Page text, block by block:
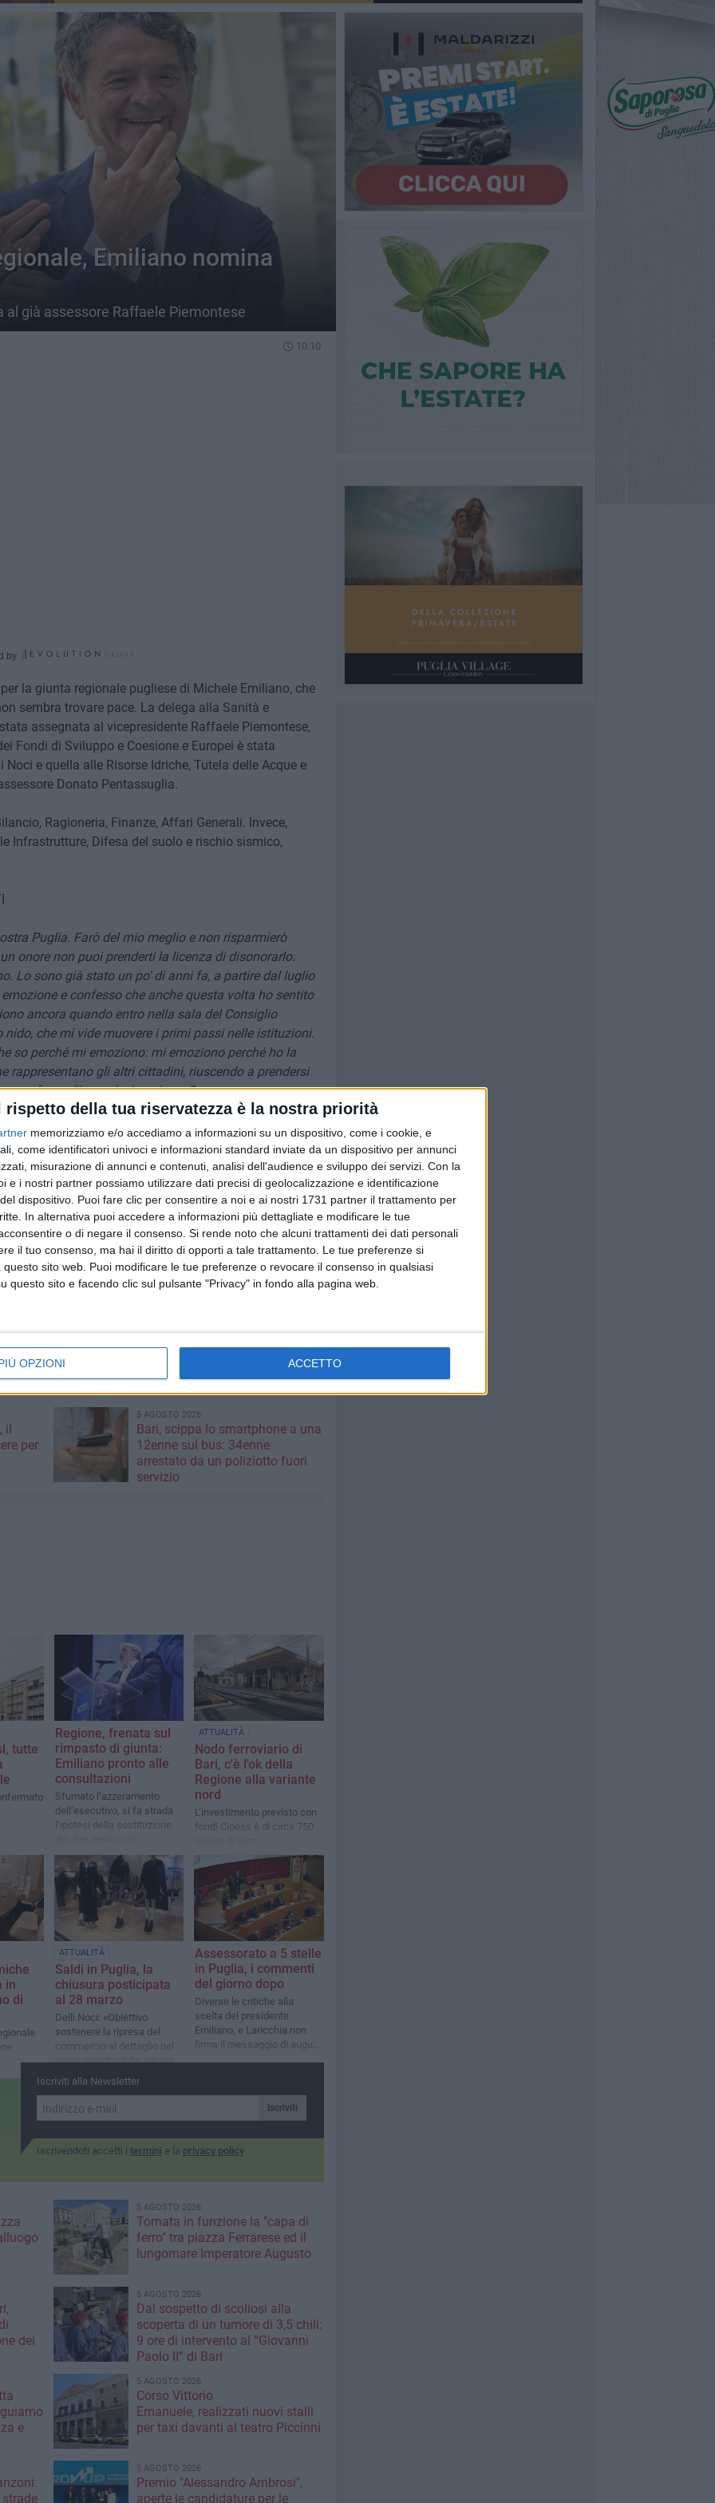
rispetto della tua riservatezza è la nostra priorità
memorizziamo e/o accediamo a informazioni su un dispositivo, come i cookie, e
come identificatori univoci e informazioni standard inviate da un dispositivo per annunci
misurazione di annunci e contenuti, analisi dell'audience e sviluppo dei servizi. Con la
e i nostri partner possiamo utilizzare dati precisi di geolocalizzazione e identificazione
dispositivo. Puoi fare clic per consentire a noi e ai nostri 1731 partner il trattamento per
In alternativa puoi accedere a informazioni più dettagliate e modificare le tue
o di negare il consenso. Si rende noto che alcuni trattamenti dei dati personali
il tuo consenso, ma hai il diritto di opporti a tale trattamento. Le tue preferenze si
sito web. Puoi modificare le tue preferenze o revocare il consenso in qualsiasi
questo sito e facendo clic sul pulsante "Privacy" in fondo alla pagina web.
OPZIONI ACCETTO
Emiliano nomina
già assessore Raffaele Piemontese
10.10
by
la giunta regionale pugliese di Michele Emiliano, che
sembra trovare pace. La delega alla Sanità e
assegnata al vicepresidente Raffaele Piemontese,
Fondi di Sviluppo e Coesione e Europei è stata
e quella alle Risorse Idriche, Tutela delle Acque e
Donato Pentassuglia.
Ragioneria, Finanze, Affari Generali. Invece,
Infrastrutture, Difesa del suolo e rischio sismico,
Puglia. Farò del mio meglio e non risparmierò
onore non puoi prenderti la licenza di disonorarlo.
Lo sono già stato un po' di anni fa, a partire dal luglio
e confesso che anche questa volta ho sentito
ancora quando entro nella sala del Consiglio
che mi vide muovere i primi passi nelle istituzioni.
so perché mi emoziono: mi emoziono perché ho la
rappresentano gli altri cittadini, riuscendo a prendersi
sforzo d'immedesimazione. Senza
di camminare con le scarpe degli altri, spesso
c'è cura e non c'è speranza. Fare in modo che sia
dietro da quando ho cominciato a fare politica. La
della pubblica amministrazione in cui tutte le cose
per tenerle in salute. E tutto questo
o di risparmiare come se ogni soldo fosse il
per i cittadini. "La democrazia inizia con la
della casa comunale", scriveva de Tocqueville.
l'assessore. Rispetto all'altra volta non ci sono più
gioia, a cominciare da mio padre, però ci sono tante
grazie per esserci. E a chi ha deciso per vari motivi di
sappia che io li aspetto sempre, a braccia aperte,
il male incollato addosso
il
per
5 AGOSTO 2026
Bari, scippa lo smartphone a una
12enne sul bus: 34enne
arrestato da un poliziotto fuori
servizio
tutte
Regione, frenata sul
rimpasto di giunta:
Emiliano pronto alle
consultazioni
Sfumato l’azzeramento
dell’esecutivo, si fa strada
l’ipotesi della sostituzione
dimissionari
ATTUALITÀ
Nodo ferroviario di
Bari, c'è l'ok della
Regione alla variante
nord
L’investimento previsto con
fondi Cipess è di circa 750
in
di
ATTUALITÀ
Saldi in Puglia, la
chiusura posticipata
al 28 marzo
Delli Noci: «Obiettivo
sostenere la ripresa del
commercio al dettaglio nel
pieno rispetto delle misure
di sicurezza previste»
Assessorato a 5 stelle
in Puglia, i commenti
del giorno dopo
Diverse le critiche alla
scelta del presidente
Emiliano, e Laricchia non
firma il messaggio di auguri
Iscriviti alla Newsletter
Iscriviti
Iscrivendoti accetti i termini e la privacy policy
5 AGOSTO 2026
Tornata in funzione la "capa di
ferro" tra piazza Ferrarese ed il
lungomare Imperatore Augusto
dei
5 AGOSTO 2026
Dal sospetto di scoliosi alla
scoperta di un tumore di 3,5 chili:
9 ore di intervento al “Giovanni
Paolo II” di Bari
e
5 AGOSTO 2026
Corso Vittorio
Emanuele, realizzati nuovi stalli
per taxi davanti al teatro Piccinni
5 AGOSTO 2026
Premio "Alessandro Ambrosi",
aperte le candidature per le